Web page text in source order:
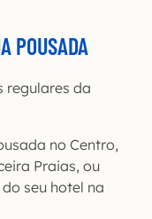
POUSADA
regulares da
no Centro,
Praias, ou
seu hotel na